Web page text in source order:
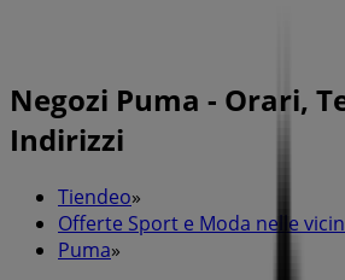
Negozi Puma - Orari,
Indirizzi
Tiendeo»
Offerte Sport e Moda nelle
Puma»